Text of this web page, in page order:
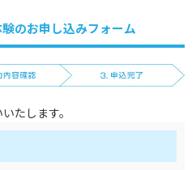
のお申し込みフォーム
たします。